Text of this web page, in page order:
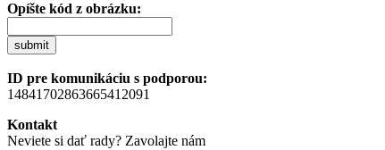
Opíšte kód z obrázku:
submit
ID pre komunikáciu s podporou:
14841702863665412091
Kontakt
Neviete si dať rady? Zavolajte nám